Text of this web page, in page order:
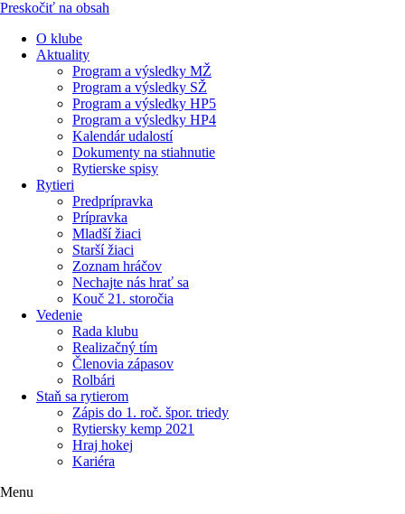
Preskočiť na obsah
O klube
Aktuality
Program a výsledky MŽ
Program a výsledky SŽ
Program a výsledky HP5
Program a výsledky HP4
Kalendár udalostí
Dokumenty na stiahnutie
Rytierske spisy
Rytieri
Predprípravka
Prípravka
Mladší žiaci
Starší žiaci
Zoznam hráčov
Nechajte nás hrať sa
Kouč 21. storočia
Vedenie
Rada klubu
Realizačný tím
Členovia zápasov
Rolbári
Staň sa rytierom
Zápis do 1. roč. špor. triedy
Rytiersky kemp 2021
Hraj hokej
Kariéra
Menu